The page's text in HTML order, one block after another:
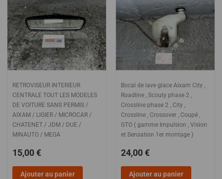
RETROVISEUR INTERIEUR
CENTRALE TOUT LES MODELES
DE VOITURE SANS PERMIS /
AIXAM / LIGIER / MICROCAR /
CHATENET / JDM / DUE /
MINAUTO / MEGA
15,00 €
Ajouter au panier
Bocal de lave glace Aixam City ,
Roadline , Scouty phase 2 ,
Crossline phase 2 , City ,
Crossline , Crossover , Coupé ,
GTO ( gamme Impulsion , Vision
et Sensation 1er montage )
24,00 €
Ajouter au panier